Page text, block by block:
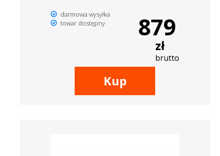
darmowa wysyłka
towar dostępny
879
zł
brutto
Kup